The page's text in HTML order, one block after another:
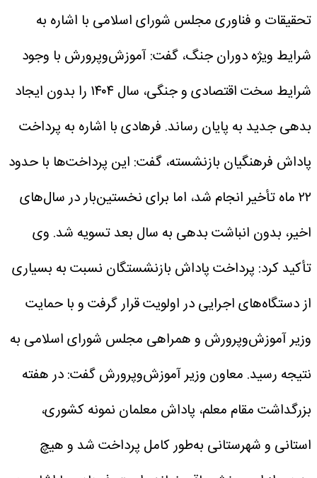
تحقیقات و فناوری مجلس شورای اسلامی با اشاره به
شرایط ویژه دوران جنگ، گفت: آموزش‌وپرورش با وجود
شرایط سخت اقتصادی و جنگی، سال ۱۴۰۴ را بدون ایجاد
بدهی جدید به پایان رساند. فرهادی با اشاره به پرداخت
پاداش فرهنگیان بازنشسته، گفت: این پرداخت‌ها با حدود
۲۲ ماه تأخیر انجام شد، اما برای نخستین‌بار در سال‌های
اخیر، بدون انباشت بدهی به سال بعد تسویه شد. وی
تأکید کرد: پرداخت پاداش بازنشستگان نسبت به بسیاری
از دستگاه‌های اجرایی در اولویت قرار گرفت و با حمایت
وزیر آموزش‌وپرورش و همراهی مجلس شورای اسلامی به
نتیجه رسید. معاون وزیر آموزش‌وپرورش گفت: در هفته
بزرگداشت مقام معلم، پاداش معلمان نمونه کشوری،
استانی و شهرستانی به‌طور کامل پرداخت شد و هیچ